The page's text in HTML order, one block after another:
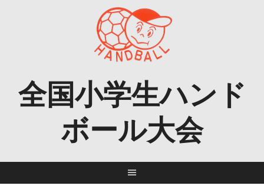
全国小学生ハンド
ボール大会